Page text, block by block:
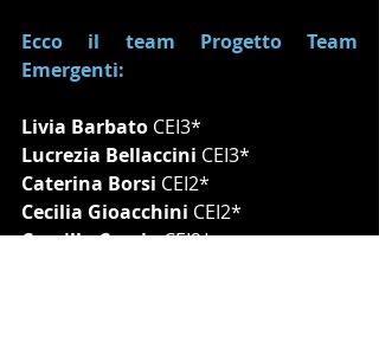
Ecco il team Progetto Team
Emergenti:
Livia Barbato CEI3*
Lucrezia Bellaccini CEI3*
Caterina Borsi CEI2*
Cecilia Gioacchini CEI2*
Camilla Curcio CEI2*